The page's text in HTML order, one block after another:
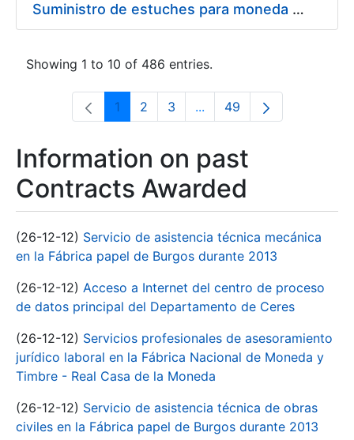
Suministro de estuches para moneda de 30 €
Showing 1 to 10 of 486 entries.
Page
1 Page
2 Page
3 ...Intermediate Pages Use
Page
49
Information on past
Contracts Awarded
(26-12-12) Servicio de asistencia técnica mecánica
en la Fábrica papel de Burgos durante 2013
(26-12-12) Acceso a Internet del centro de proceso
de datos principal del Departamento de Ceres
(26-12-12) Servicios profesionales de asesoramiento
jurídico laboral en la Fábrica Nacional de Moneda y
Timbre - Real Casa de la Moneda
(26-12-12) Servicio de asistencia técnica de obras
civiles en la Fábrica papel de Burgos durante 2013